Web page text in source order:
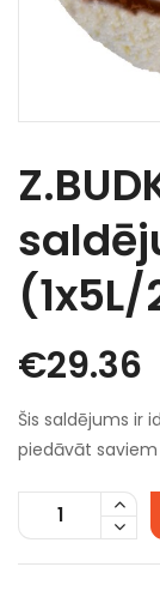
€29.36
Šis saldējums ir
piedāvāt